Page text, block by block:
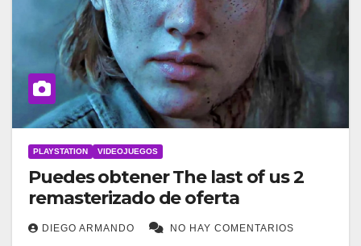
PLAYSTATION VIDEOJUEGOS
Puedes obtener The last of us 2
remasterizado de oferta
DIEGO ARMANDO NO HAY COMENTARIOS